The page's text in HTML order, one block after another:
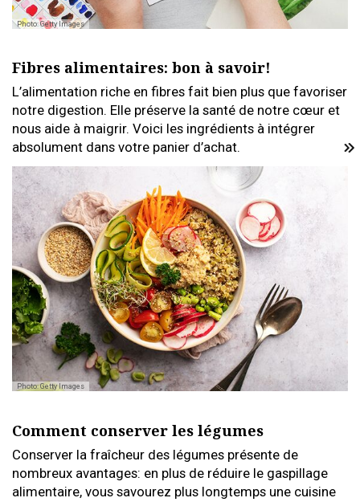
Photo: Getty Images
Fibres alimentaires: bon à savoir!
L’alimentation riche en fibres fait bien plus que favoriser
notre digestion. Elle préserve la santé de notre cœur et
nous aide à maigrir. Voici les ingrédients à intégrer
absolument dans votre panier d’achat.
Photo: Getty Images
Comment conserver les légumes
Conserver la fraîcheur des légumes présente de
nombreux avantages: en plus de réduire le gaspillage
alimentaire, vous savourez plus longtemps une cuisine